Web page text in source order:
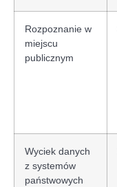
Rozpoznanie w
miejscu
publicznym
Wyciek danych
z systemów
państwowych